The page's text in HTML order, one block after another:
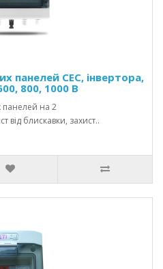
панелей СЕС, інвертора,
800, 1000 В
на 2
від блискавки, захист..